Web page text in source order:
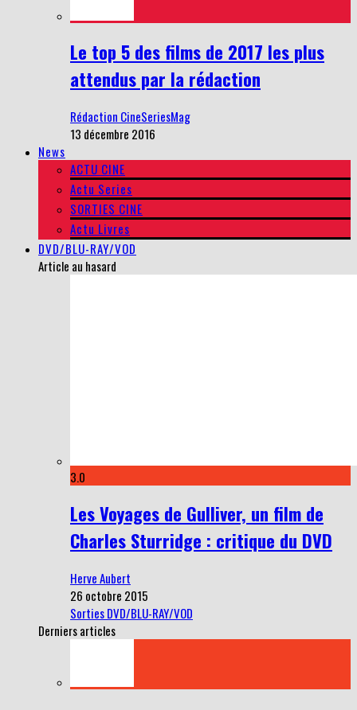
Le top 5 des films de 2017 les plus
attendus par la rédaction
Rédaction CineSeriesMag
13 décembre 2016
News
ACTU CINE
Actu Series
SORTIES CINE
Actu Livres
DVD/BLU-RAY/VOD
Article au hasard
3.0
Les Voyages de Gulliver, un film de
Charles Sturridge : critique du DVD
Herve Aubert
26 octobre 2015
Sorties DVD/BLU-RAY/VOD
Derniers articles